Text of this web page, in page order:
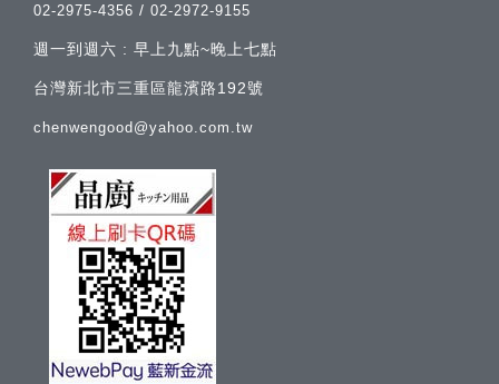
02-2975-4356 / 02-2972-9155
週一到週六 : 早上九點~晚上七點
台灣新北市三重區龍濱路192號
chenwengood@yahoo.com.tw